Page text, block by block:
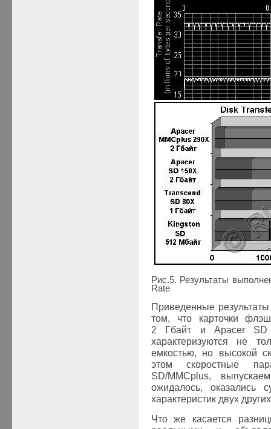
Рис.5. Результаты
Rate
Приведенные
том, что карточки
2 Гбайт и Apacer SD
характеризуются не
емкостью, но высокой
этом скоростные
SD/MMCplus,
ожидалось, оказались
характеристик двух
Что же касается